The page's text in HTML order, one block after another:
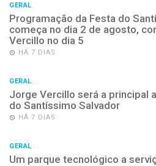
GERAL
Programação da Festa do
começa no dia 2 de agosto,
Vercillo no dia 5
HÁ 7 DIAS
GERAL
Jorge Vercillo será a principal
do Santíssimo Salvador
HÁ 7 DIAS
GERAL
Um parque tecnológico a